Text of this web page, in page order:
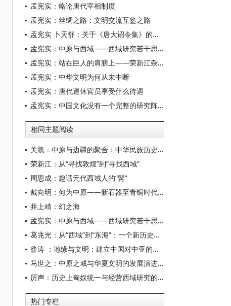
孟宪实：略论唐代宰相制度
孟宪实：丝绸之路：文明交流互鉴之路
孟宪实 卜天舒：关于《唐大诏令集》的史源问题
孟宪实：中原与西域——西域研究若干思考
孟宪实：站在巨人的肩膀上——荣新江杂记师友
孟宪实：中华文明为何从未中断
孟宪实：唐代退休官员享受什么待遇
孟宪实：中国文化没有一个完整的研究阵地
相同主题阅读
关凯：中原与边疆的聚合：中华民族历史生成的时空图景
荣新江：从“寻找敦煌”到“寻找西域”
周思成：趣话元代西域人的“髯”
戴向明：何为中原——新石器至青铜时代中原文化区的新认识
井上靖：幻之海
孟宪实：中原与西域——西域研究若干思考
葛兆光：从“西域”到“东海”：一个新历史世界的形成、方法及问题
昝涛 ：地缘与文明：建立中国对中亚的常识性认知
马世之：中原之城与华夏文明的发展演进轨迹
厉声：历史上匈奴统一与经营西域研究的思考
热门专栏